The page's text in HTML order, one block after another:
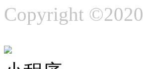
Copyright ©2020